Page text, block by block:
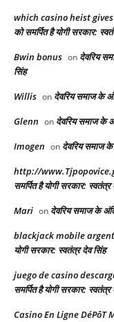
which casino heist
को समर्पित है योगी सरकार:
Bwin bonus on देवरिय
सिंह
Willis on देवरिय समाज के
Glenn on देवरिय समाज के
Imogen on देवरिय समाज के
http://
समर्पित है योगी सरकार: स्वतंत्र
Mari on देवरिय समाज के
blackjack mobile
योगी सरकार: स्वतंत्र देव सिंह
juego de casino
समर्पित है योगी सरकार: स्वतंत्र
Casino En Ligne DéPôT